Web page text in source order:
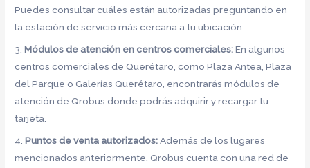
Puedes consultar cuáles están autorizadas preguntando en
la estación de servicio más cercana a tu ubicación.
3.Módulos de atención en centros comerciales:En algunos
centros comerciales de Querétaro, como Plaza Antea, Plaza
del Parque o Galerías Querétaro, encontrarás módulos de
atención de Qrobus donde podrás adquirir y recargar tu
tarjeta.
4.Puntos de venta autorizados:Además de los lugares
mencionados anteriormente, Qrobus cuenta con una red de